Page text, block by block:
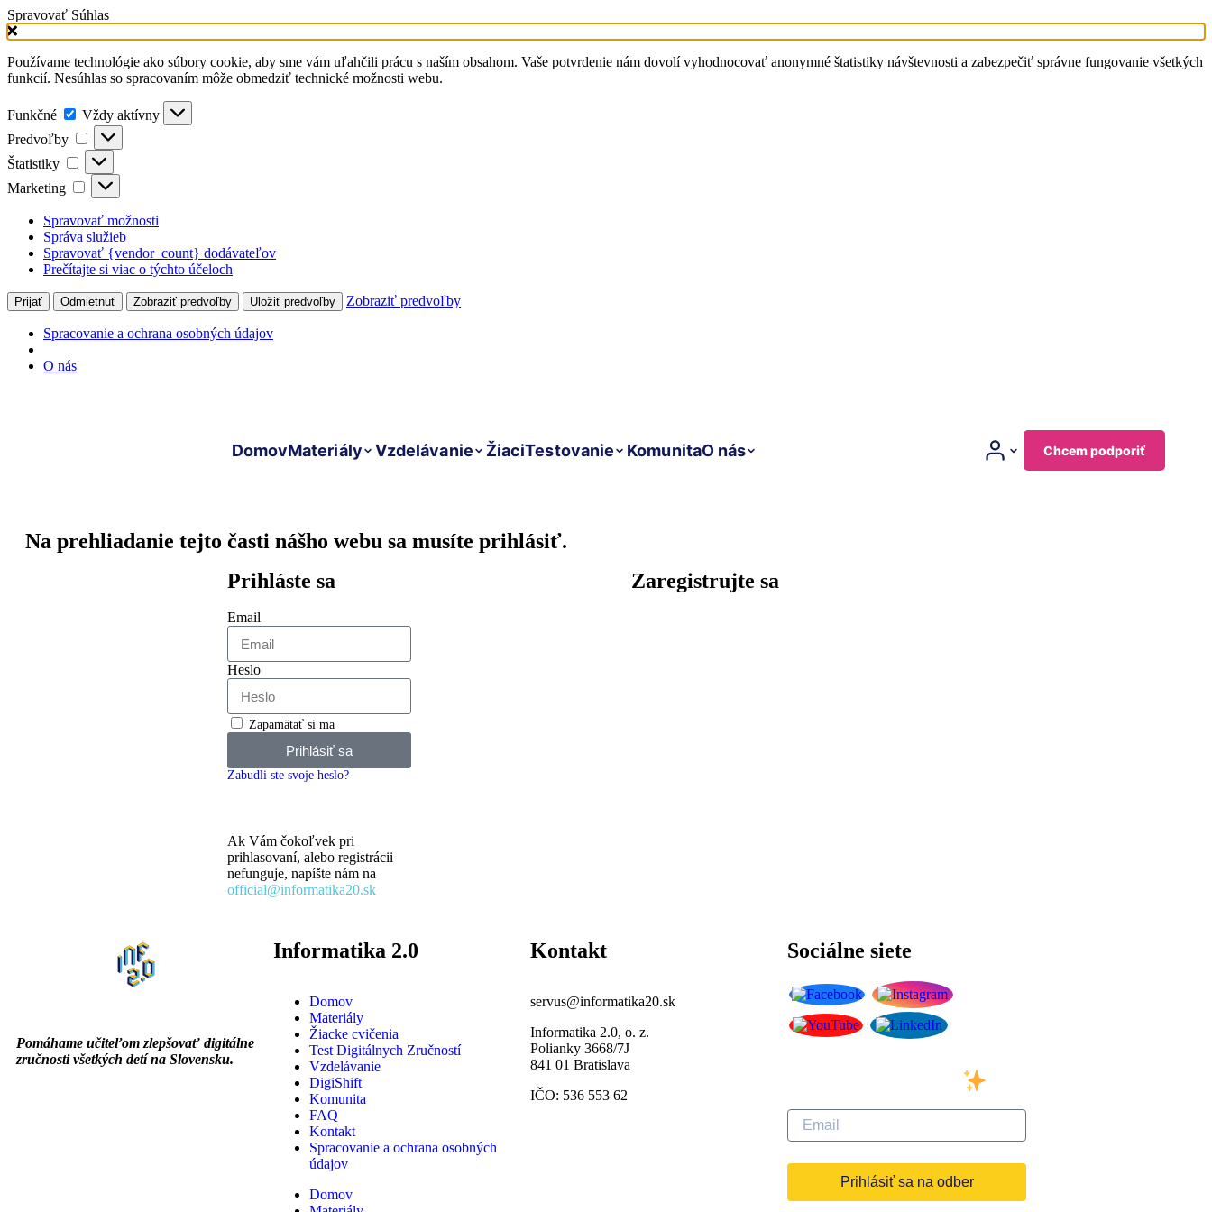
Spravovať Súhlas
Používame technológie ako súbory cookie, aby sme vám uľahčili prácu s naším obsahom. Vaše potvrdenie nám dovolí vyhodnocovať anonymné štatistiky návštevnosti a zabezpečiť správne fungovanie všetkých
funkcií. Nesúhlas so spracovaním môže obmedziť technické možnosti webu.
Funkčné
Vždy aktívny
Predvoľby
Štatistiky
Marketing
Spravovať možnosti
Správa služieb
Spravovať {vendor_count} dodávateľov
Prečítajte si viac o týchto účeloch
Prijať Odmietnuť Zobraziť predvoľby Uložiť predvoľby Zobraziť predvoľby
Spracovanie a ochrana osobných údajov
O nás
DomovMateriály Vzdelávanie ŽiaciTestovanie KomunitaO nás Chcem podporiť
Na prehliadanie tejto časti nášho webu sa musíte prihlásiť.
Prihláste sa
Email
Heslo
Zapamätať si ma
Prihlásiť sa
Zabudli ste svoje heslo?
Ak Vám čokoľvek pri
prihlasovaní, alebo registrácii
nefunguje, napíšte nám na
official@informatika20.sk
Zaregistrujte sa
Pomáhame učiteľom zlepšovať digitálne
zručnosti všetkých detí na Slovensku.
Informatika 2.0
Domov
Materiály
Žiacke cvičenia
Test Digitálnych Zručností
Vzdelávanie
DigiShift
Komunita
FAQ
Kontakt
Spracovanie a ochrana osobných
údajov
Domov
Kontakt
servus@informatika20.sk
Informatika 2.0, o. z.
Polianky 3668/7J
841 01 Bratislava
IČO: 536 553 62
Sociálne siete
Prihlásiť sa na odber